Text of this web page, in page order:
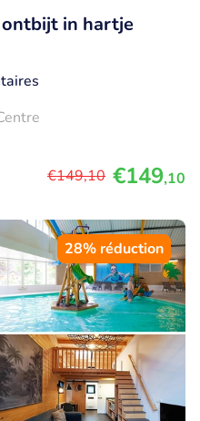
in hartje
€149,10 €149,10
28% réduction